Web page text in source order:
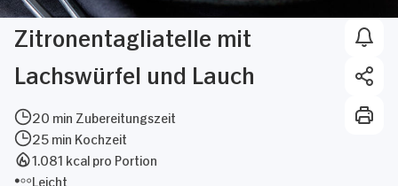
Zitronentagliatelle mit
Lachswürfel und Lauch
20 min Zubereitungszeit
25 min Kochzeit
1.081 kcal pro Portion
Leicht